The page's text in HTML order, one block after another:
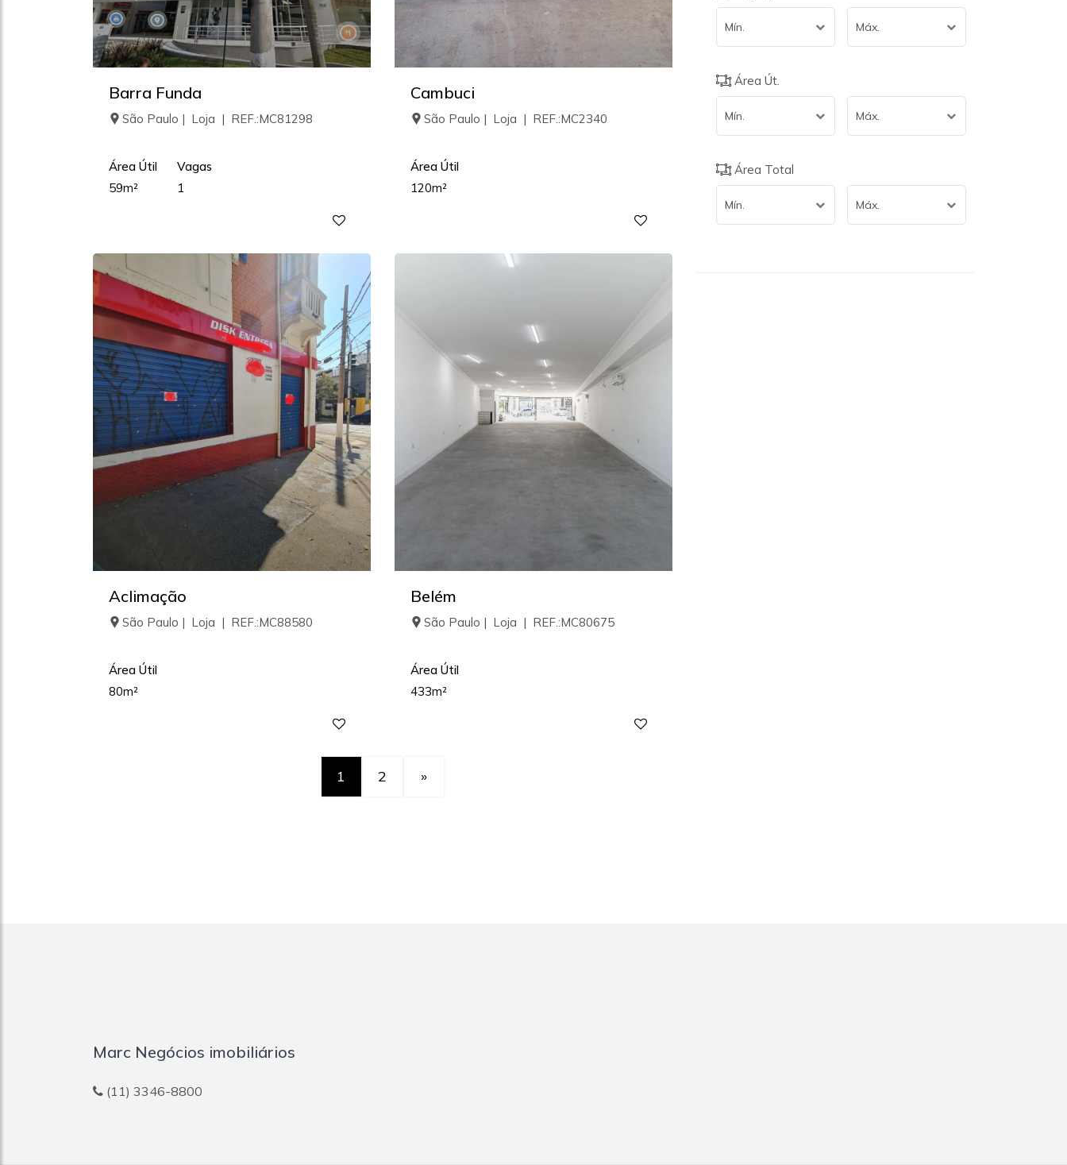
Barra Funda
São Paulo | Loja | REF.:MC81298
Área Útil
59m²
Vagas
1
Cambuci
São Paulo | Loja | REF.:MC2340
Área Útil
120m²
Aclimação
São Paulo | Loja | REF.:MC88580
Área Útil
80m²
Belém
São Paulo | Loja | REF.:MC80675
Área Útil
433m²
1 2 »
Mín. Máx.
Área Út.
Mín. Máx.
Área Total
Mín. Máx.
Marc Negócios imobiliários
(11) 3346-8800